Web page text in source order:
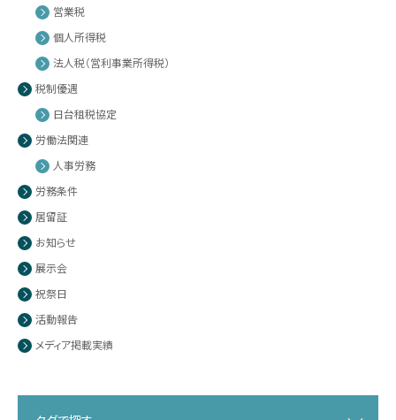
営業税
個人所得税
法人税（営利事業所得税）
税制優遇
日台租税協定
労働法関連
人事労務
労務条件
居留証
お知らせ
展示会
祝祭日
活動報告
メディア掲載実績